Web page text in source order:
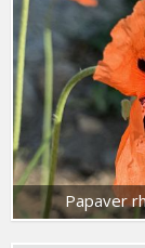
Papaver